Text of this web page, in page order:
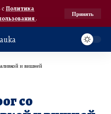
Политика
.
Принять
и вишней
со